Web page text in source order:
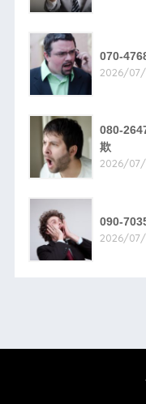
070-
2026/
080-
欺
2026/
090-
2026/